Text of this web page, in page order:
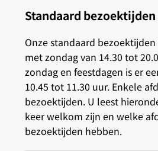
Standaard bezoektijden
Onze standaard
met zondag van 14.30 tot
zondag en feestdagen is er
10.45 tot 11.30 uur. Enkele
bezoektijden. U leest
keer welkom zijn en welke
bezoektijden hebben.